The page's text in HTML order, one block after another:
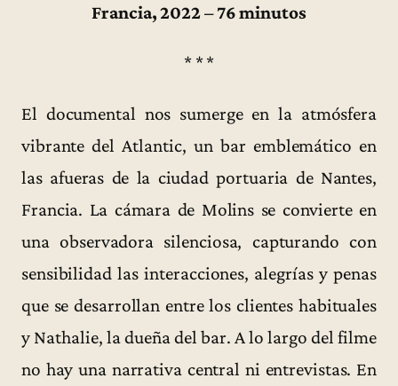
Francia, 2022 – 76 minutos
* * *
El documental nos sumerge en la atmósfera
vibrante del Atlantic, un bar emblemático en
las afueras de la ciudad portuaria de Nantes,
Francia. La cámara de Molins se convierte en
una observadora silenciosa, capturando con
sensibilidad las interacciones, alegrías y penas
que se desarrollan entre los clientes habituales
y Nathalie, la dueña del bar. A lo largo del filme
no hay una narrativa central ni entrevistas. En